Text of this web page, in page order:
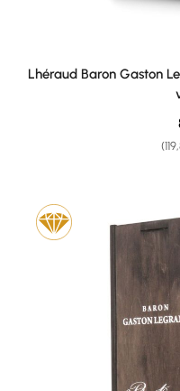
Lhéraud Baron Gaston